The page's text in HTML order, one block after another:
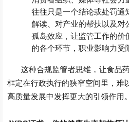
往往只是一个结论或处罚通
解读、对产业的帮扶以及对
孤岛效应，让监管工作的价
的各个环节，职业影响力受
这种合规监管者思维，让食品
框定在行政执行的狭窄空间里，难
高质量发展中发挥更大的引领作用。